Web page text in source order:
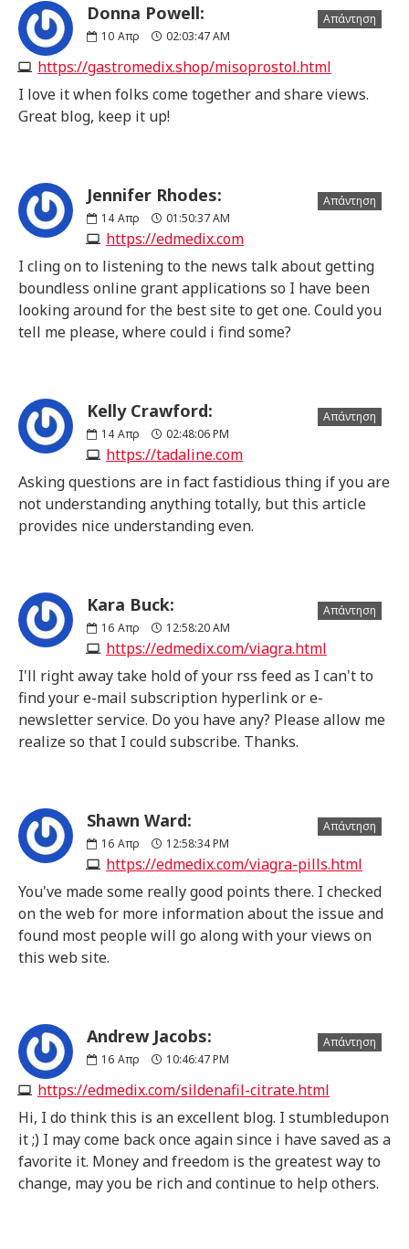
Donna Powell:
10 Απρ 02:03:47 AM
https://gastromedix.shop/misoprostol.html
Απάντηση
I love it when folks come together and share views.
Great blog, keep it up!
Jennifer Rhodes:
14 Απρ 01:50:37 AM
https://edmedix.com
Απάντηση
I cling on to listening to the news talk about getting
boundless online grant applications so I have been
looking around for the best site to get one. Could you
tell me please, where could i find some?
Kelly Crawford:
14 Απρ 02:48:06 PM
https://tadaline.com
Απάντηση
Asking questions are in fact fastidious thing if you are
not understanding anything totally, but this article
provides nice understanding even.
Kara Buck:
16 Απρ 12:58:20 AM
https://edmedix.com/viagra.html
Απάντηση
I'll right away take hold of your rss feed as I can't to
find your e-mail subscription hyperlink or e-
newsletter service. Do you have any? Please allow me
realize so that I could subscribe. Thanks.
Shawn Ward:
16 Απρ 12:58:34 PM
https://edmedix.com/viagra-pills.html
Απάντηση
You've made some really good points there. I checked
on the web for more information about the issue and
found most people will go along with your views on
this web site.
Andrew Jacobs:
16 Απρ 10:46:47 PM
https://edmedix.com/sildenafil-citrate.html
Απάντηση
Hi, I do think this is an excellent blog. I stumbledupon
it ;) I may come back once again since i have saved as a
favorite it. Money and freedom is the greatest way to
change, may you be rich and continue to help others.